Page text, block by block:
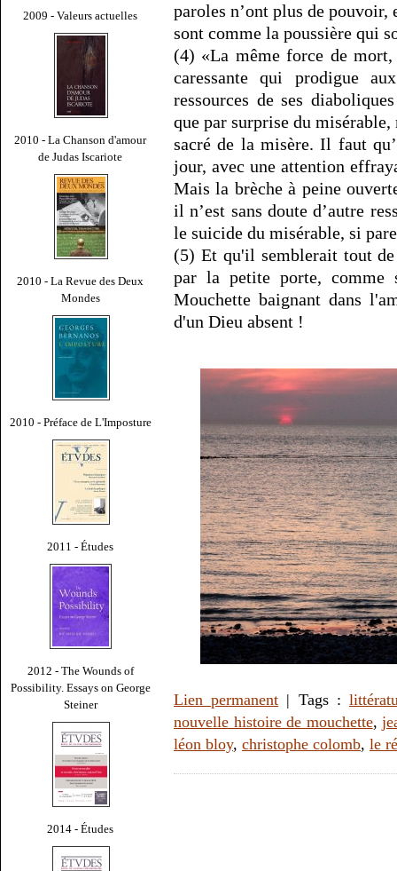
2009 - Valeurs actuelles
2010 - La Chanson d'amour
de Judas Iscariote
2010 - La Revue des Deux
Mondes
2010 - Préface de L'Imposture
2011 - Études
2012 - The Wounds of
Possibility. Essays on George
Steiner
2014 - Études
paroles n’ont plus de pouvoir,
sont comme la poussière qui
(4) «La même force de
caressante qui prodigue
ressources de ses
que par surprise du misérable,
sacré de la misère. Il faut
jour, avec une attention
Mais la brèche à peine
il n’est sans doute d’autre
le suicide du misérable, si
(5) Et qu'il semblerait tout
par la petite porte,
Mouchette baignant dans
d'un Dieu absent !
Lien permanent | Tags :
nouvelle histoire de mouchette,
léon bloy, christophe colomb, le